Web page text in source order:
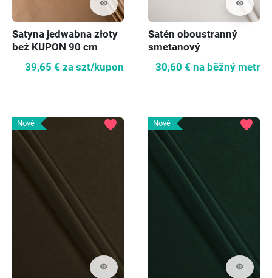
visibility
Satyna jedwabna złoty
beż KUPON 90 cm
39,65 € za szt/kupon
visibility
Satén oboustranný
smetanový
30,60 € na běžný metr
Nové
visibility
favorite Nové
visibility
favorite